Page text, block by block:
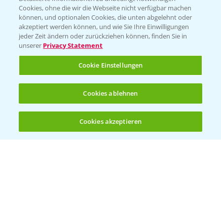
(noch 4)
KONTAKT
Hilfe in Notfällen
T.+49 (0)214/30-20220
Folgen Sie uns
Cookies, ohne die wir die Webseite nicht verfügbar machen
können, und optionalen Cookies, die unten abgelehnt oder
akzeptiert werden können, und wie Sie Ihre Einwilligungen
jeder Zeit ändern oder zurückziehen können, finden Sie in
unserer Privacy Statement
Cookie Einstellungen
Cookies ablehnen
Cookies akzeptieren